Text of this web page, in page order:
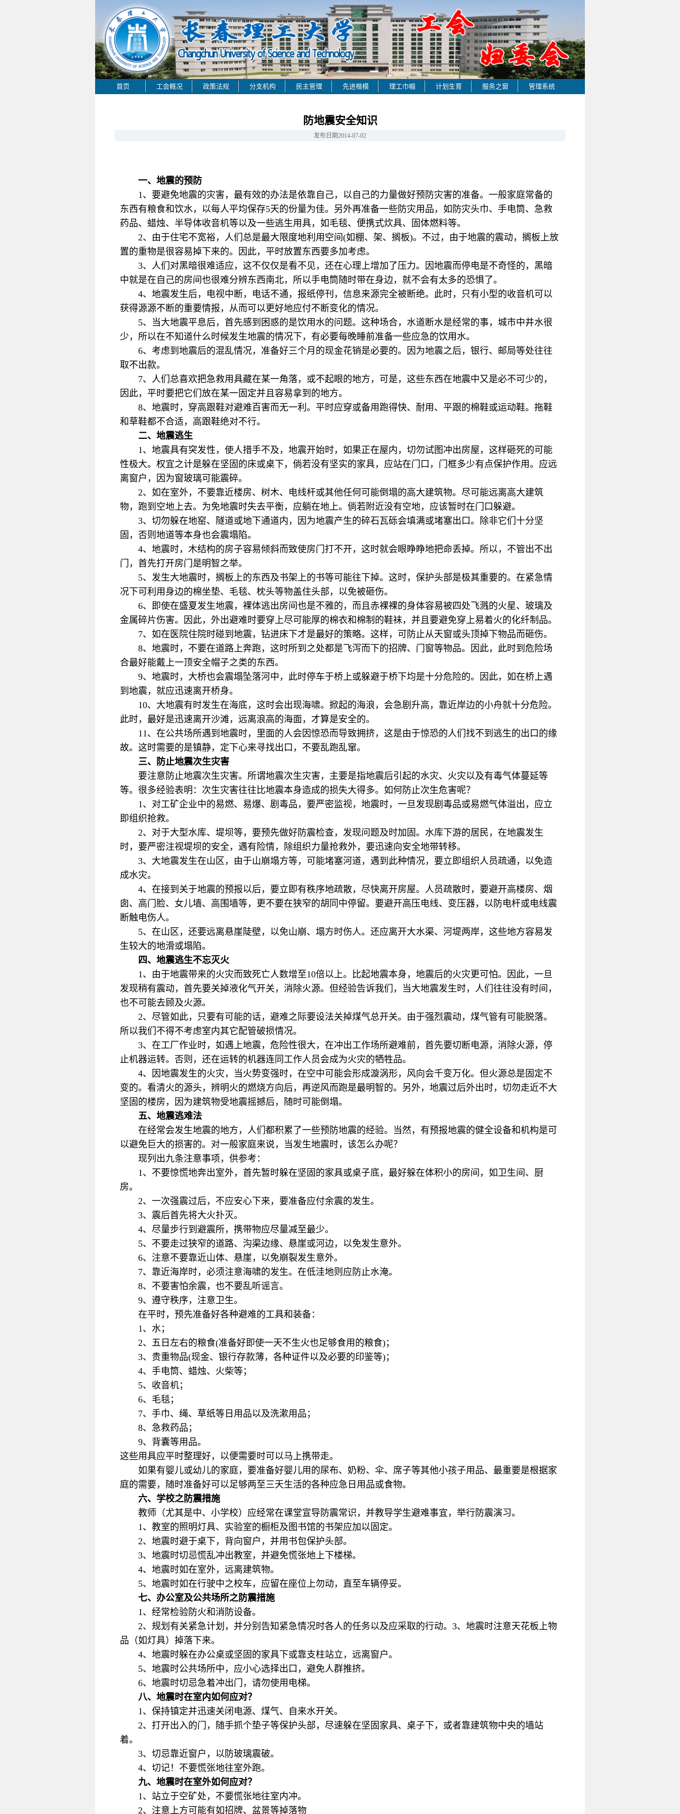
首页 工会概况 政策法规 分支机构 民主管理 先进楷模 理工巾帼 计划生育 服务之窗 管理系统
防地震安全知识
发布日期2014-07-02
一、地震的预防
1、要避免地震的灾害，最有效的办法是依靠自己，以自己的力量做好预防灾害的准备。一般家庭常备的
东西有粮食和饮水，以每人平均保存5天的份量为佳。另外再准备一些防灾用品，如防灾头巾、手电筒、急救
药品、蜡烛、半导体收音机等以及一些逃生用具，如毛毯、便携式炊具、固体燃料等。
2、由于住宅不宽裕，人们总是最大限度地利用空间(如棚、架、搁板)。不过，由于地震的震动，搁板上放
置的重物是很容易掉下来的。因此，平时放置东西要多加考虑。
3、人们对黑暗很难适应，这不仅仅是看不见，还在心理上增加了压力。因地震而停电是不奇怪的，黑暗
中就是在自己的房间也很难分辨东西南北，所以手电筒随时带在身边，就不会有太多的恐惧了。
4、地震发生后，电视中断，电话不通，报纸停刊，信息来源完全被断绝。此时，只有小型的收音机可以
获得源源不断的重要情报，从而可以更好地应付不断变化的情况。
5、当大地震平息后，首先感到困惑的是饮用水的问题。这种场合，水道断水是经常的事，城市中井水很
少，所以在不知道什么时候发生地震的情况下，有必要每晚睡前准备一些应急的饮用水。
6、考虑到地震后的混乱情况，准备好三个月的现金花销是必要的。因为地震之后，银行、邮局等处往往
取不出款。
7、人们总喜欢把急救用具藏在某一角落，或不起眼的地方，可是，这些东西在地震中又是必不可少的，
因此，平时要把它们放在某一固定并且容易拿到的地方。
8、地震时，穿高跟鞋对避难百害而无一利。平时应穿或备用跑得快、耐用、平跟的棉鞋或运动鞋。拖鞋
和草鞋都不合适，高跟鞋绝对不行。
二、地震逃生
1、地震具有突发性，使人措手不及，地震开始时，如果正在屋内，切勿试图冲出房屋，这样砸死的可能
性极大。权宜之计是躲在坚固的床或桌下，倘若没有坚实的家具，应站在门口，门框多少有点保护作用。应远
离窗户，因为窗玻璃可能震碎。
2、如在室外，不要靠近楼房、树木、电线杆或其他任何可能倒塌的高大建筑物。尽可能远离高大建筑
物，跑到空地上去。为免地震时失去平衡，应躺在地上。倘若附近没有空地，应该暂时在门口躲避。
3、切勿躲在地窑、隧道或地下通道内，因为地震产生的碎石瓦砾会填满或堵塞出口。除非它们十分坚
固，否则地道等本身也会震塌陷。
4、地震时，木结构的房子容易倾斜而致使房门打不开，这时就会眼睁睁地把命丢掉。所以，不管出不出
门，首先打开房门是明智之举。
5、发生大地震时，搁板上的东西及书架上的书等可能往下掉。这时，保护头部是极其重要的。在紧急情
况下可利用身边的棉坐垫、毛毯、枕头等物盖住头部，以免被砸伤。
6、即使在盛夏发生地震，裸体逃出房间也是不雅的，而且赤裸裸的身体容易被四处飞溅的火星、玻璃及
金属碎片伤害。因此，外出避难时要穿上尽可能厚的棉衣和棉制的鞋袜，并且要避免穿上易着火的化纤制品。
7、如在医院住院时碰到地震，钻进床下才是最好的策略。这样，可防止从天窗或头顶掉下物品而砸伤。
8、地震时，不要在道路上奔跑，这时所到之处都是飞泻而下的招牌、门窗等物品。因此，此时到危险场
合最好能戴上一顶安全帽子之类的东西。
9、地震时，大桥也会震塌坠落河中，此时停车于桥上或躲避于桥下均是十分危险的。因此，如在桥上遇
到地震，就应迅速离开桥身。
10、大地震有时发生在海底，这时会出现海啸。掀起的海浪，会急剧升高，靠近岸边的小舟就十分危险。
此时，最好是迅速离开沙滩，远离浪高的海面，才算是安全的。
11、在公共场所遇到地震时，里面的人会因惊恐而导致拥挤，这是由于惊恐的人们找不到逃生的出口的缘
故。这时需要的是镇静，定下心来寻找出口，不要乱跑乱窜。
三、防止地震次生灾害
要注意防止地震次生灾害。所谓地震次生灾害，主要是指地震后引起的水灾、火灾以及有毒气体蔓延等
等。很多经验表明：次生灾害往往比地震本身造成的损失大得多。如何防止次生危害呢？
1、对工矿企业中的易燃、易爆、剧毒品，要严密监视，地震时，一旦发现剧毒品或易燃气体溢出，应立
即组织抢救。
2、对于大型水库、堤坝等，要预先做好防震检查，发现问题及时加固。水库下游的居民，在地震发生
时，要严密注视堤坝的安全，遇有险情，除组织力量抢救外，要迅速向安全地带转移。
3、大地震发生在山区，由于山崩塌方等，可能堵塞河道，遇到此种情况，要立即组织人员疏通，以免造
成水灾。
4、在接到关于地震的预报以后，要立即有秩序地疏散，尽快离开房屋。人员疏散时，要避开高楼房、烟
囱、高门脸、女儿墙、高围墙等，更不要在狭窄的胡同中停留。要避开高压电线、变压器，以防电杆或电线震
断触电伤人。
5、在山区，还要远离悬崖陡壁，以免山崩、塌方时伤人。还应离开大水渠、河堤两岸，这些地方容易发
生较大的地滑或塌陷。
四、地震逃生不忘灭火
1、由于地震带来的火灾而致死亡人数增至10倍以上。比起地震本身，地震后的火灾更可怕。因此，一旦
发现稍有震动，首先要关掉液化气开关，消除火源。但经验告诉我们，当大地震发生时，人们往往没有时间，
也不可能去顾及火源。
2、尽管如此，只要有可能的话，避难之际要设法关掉煤气总开关。由于强烈震动，煤气管有可能脱落。
所以我们不得不考虑室内其它配管破损情况。
3、在工厂作业时，如遇上地震，危险性很大，在冲出工作场所避难前，首先要切断电源，消除火源，停
止机器运转。否则，还在运转的机器连同工作人员会成为火灾的牺牲品。
4、因地震发生的火灾，当火势变强时，在空中可能会形成漩涡形，风向会千变万化。但火源总是固定不
变的。看清火的源头，辨明火的燃烧方向后，再逆风而跑是最明智的。另外，地震过后外出时，切勿走近不大
坚固的楼房，因为建筑物受地震摇撼后，随时可能倒塌。
五、地震逃难法
在经常会发生地震的地方，人们都积累了一些预防地震的经验。当然，有预报地震的健全设备和机构是可
以避免巨大的损害的。对一般家庭来说，当发生地震时，该怎么办呢？
现列出九条注意事项，供参考：
1、不要惊慌地奔出室外，首先暂时躲在坚固的家具或桌子底，最好躲在体积小的房间，如卫生间、厨
房。
2、一次强震过后，不应安心下来，要准备应付余震的发生。
3、震后首先将大火扑灭。
4、尽量步行到避震所，携带物应尽量减至最少。
5、不要走过狭窄的道路、沟渠边缘、悬崖或河边，以免发生意外。
6、注意不要靠近山体、悬崖，以免崩裂发生意外。
7、靠近海岸时，必须注意海啸的发生。在低洼地则应防止水淹。
8、不要害怕余震，也不要乱听谣言。
9、遵守秩序，注意卫生。
在平时，预先准备好各种避难的工具和装备：
1、水；
2、五日左右的粮食(准备好即使一天不生火也足够食用的粮食)；
3、贵重物品(现金、银行存款薄，各种证件以及必要的印鉴等)；
4、手电筒、蜡烛、火柴等；
5、收音机；
6、毛毯；
7、手巾、绳、草纸等日用品以及洗漱用品；
8、急救药品；
9、背囊等用品。
这些用具应平时整理好，以便需要时可以马上携带走。
如果有婴儿或幼儿的家庭，要准备好婴儿用的尿布、奶粉、伞、席子等其他小孩子用品、最重要是根据家
庭的需要，随时准备好可以足够两至三天生活的各种应急日用品或食物。
六、学校之防震措施
教师（尤其是中、小学校）应经常在课堂宣导防震常识，并教导学生避难事宜，举行防震演习。
1、教室的照明灯具、实验室的橱柜及图书馆的书架应加以固定。
2、地震时避于桌下，背向窗户，并用书包保护头部。
3、地震时切忌慌乱冲出教室，并避免慌张地上下楼梯。
4、地震时如在室外，远离建筑物。
5、地震时如在行驶中之校车，应留在座位上勿动，直至车辆停妥。
七、办公室及公共场所之防震措施
1、经常检验防火和消防设备。
2、规划有关紧急计划，并分别告知紧急情况时各人的任务以及应采取的行动。3、地震时注意天花板上物
品（如灯具）掉落下来。
4、地震时躲在办公桌或坚固的家具下或靠支柱站立，远离窗户。
5、地震时公共场所中，应小心选择出口，避免人群推挤。
6、地震时切忌急着冲出门，请勿使用电梯。
八、地震时在室内如何应对？
1、保持镇定并迅速关闭电源、煤气、自来水开关。
2、打开出入的门，随手抓个垫子等保护头部，尽速躲在坚固家具、桌子下，或者靠建筑物中央的墙站
着。
3、切忌靠近窗户，以防玻璃震破。
4、切记！不要慌张地往室外跑。
九、地震时在室外如何应对？
1、站立于空矿处，不要慌张地往室内冲。
2、注意上方可能有如招牌、盆景等掉落物